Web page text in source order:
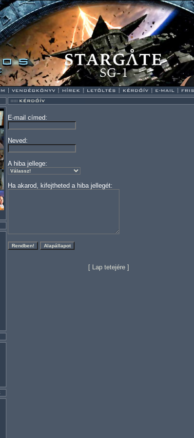
E-mail címed:
Neved:
A hiba jellege:
Ha akarod, kifejtheted a hiba jellegét:
[ Lap tetejére]